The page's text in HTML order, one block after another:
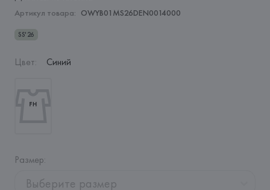
Артикул товара: OWYB01MS26DEN0014000
SS'26
Цвет: Синий
Размер:
Выберите размер